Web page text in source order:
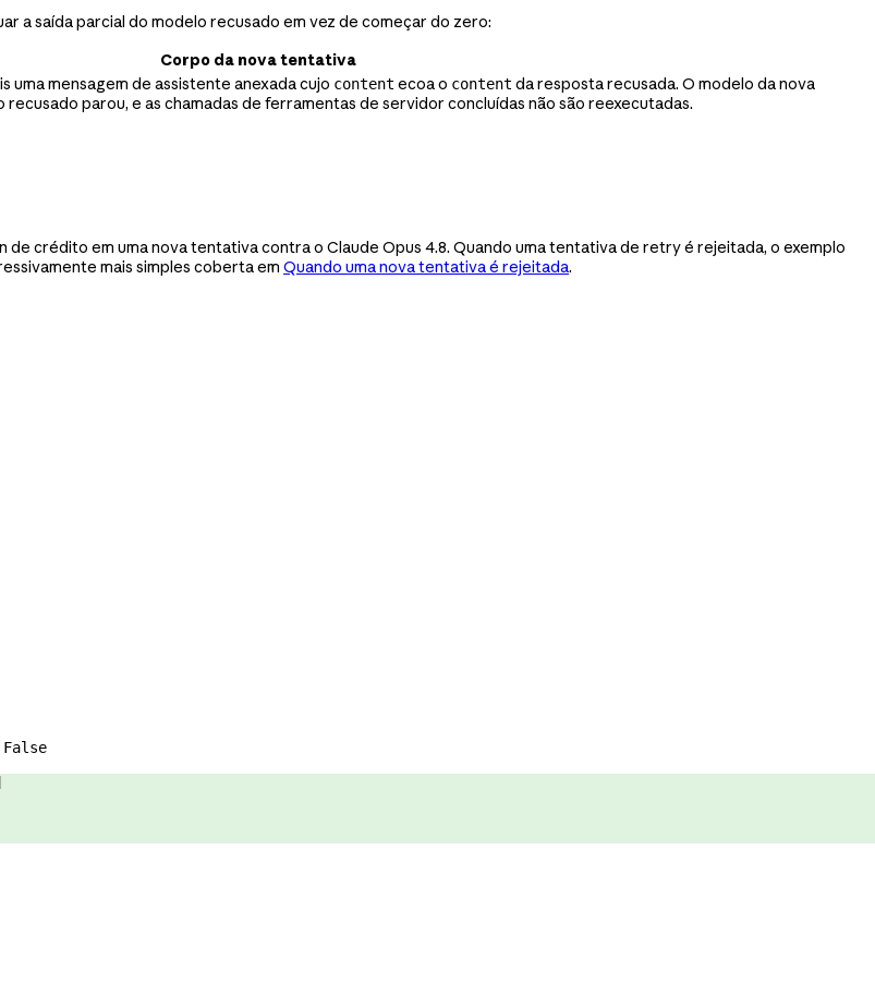
a saída parcial do modelo recusado em vez de começar do zero:
Corpo da nova tentativa
uma mensagem de assistente anexada cujo content ecoa o content da resposta recusada. O modelo da nova
parou, e as chamadas de ferramentas de servidor concluídas não são reexecutadas.
crédito em uma nova tentativa contra o Claude Opus 4.8. Quando uma tentativa de retry é rejeitada, o exemplo
mais simples coberta em Quando uma nova tentativa é rejeitada.